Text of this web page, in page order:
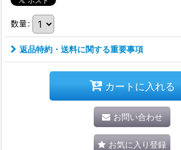
数量:
返品特約・送料に関する重要事項
カートに入れる
お問い合わせ
お気に入り登録